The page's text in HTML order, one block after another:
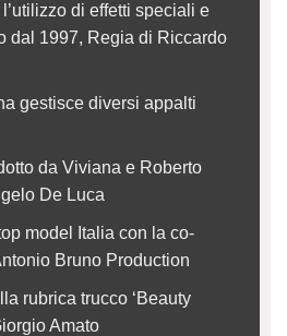
di effetti speciali e
dal 1997, Regia di Riccardo
gestisce diversi appalti
da Viviana e Roberto
De Luca
model Italia con la co-
Bruno Production
rubrica trucco ‘Beauty
Amato